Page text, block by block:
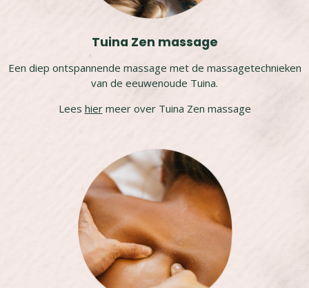
Tuina Zen massage
Een diep ontspannende massage met de massagetechnieken
van de eeuwenoude Tuina.
Lees hiermeer over Tuina Zen massage